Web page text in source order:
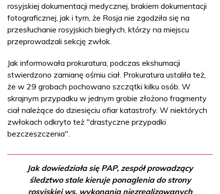
rosyjskiej dokumentacji medycznej, brakiem dokumentacji
fotograficznej, jak i tym, że Rosja nie zgodziła się na
przesłuchanie rosyjskich biegłych, którzy na miejscu
przeprowadzali sekcję zwłok.
Jak informowała prokuratura, podczas ekshumacji
stwierdzono zamianę ośmiu ciał. Prokuratura ustaliła też,
że w 29 grobach pochowano szczątki kilku osób. W
skrajnym przypadku w jednym grobie złożono fragmenty
ciał należące do dziesięciu ofiar katastrofy. W niektórych
zwłokach odkryto też "drastyczne przypadki
bezczeszczenia".
Jak dowiedziała się PAP, zespół prowadzący
śledztwo stale kieruje ponaglenia do strony
rosyjskiej ws. wykonania niezrealizowanych